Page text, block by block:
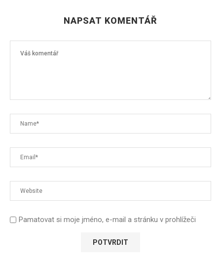
NAPSAT KOMENTÁŘ
Pamatovat si moje jméno, e-mail a stránku v prohlížeči